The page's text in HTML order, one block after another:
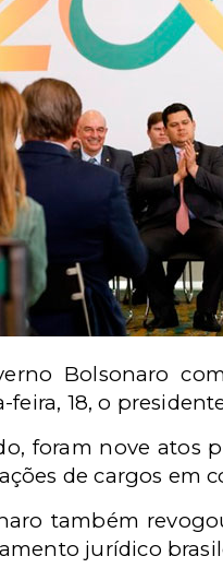
Bolsonaro
feira, 18, o
foram nove atos
de cargos em
também
jurídico